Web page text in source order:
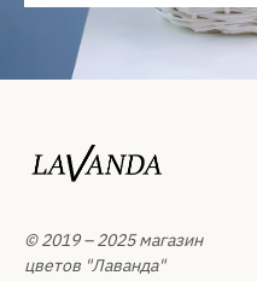
© 2019 – 2025 магазин
цветов "Лаванда"